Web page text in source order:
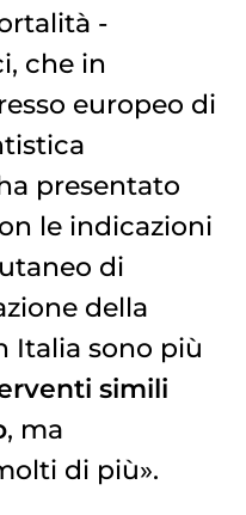
-
che in
europeo di
presentato
le indicazioni
di
della
Italia sono più
simili
, ma
di più».